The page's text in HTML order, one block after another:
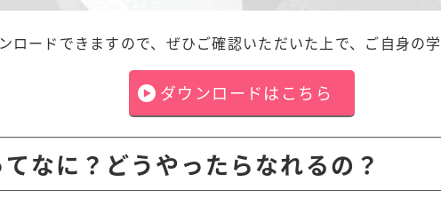
ロードできますので、ぜひご確認いただいた上で、ご自身の
ダウンロードはこちら
なに？どうやったらなれるの？